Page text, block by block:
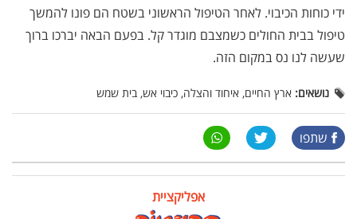
ידי כוחות הכיבוי. לאחר הטיפול הראשוני בשטח הם פונו להמשך
טיפול בבית החולים כשמצבם מוגדר קל. בפעם הבאה יברכו ברוך
שעשה לנו נס במקום הזה.
נושאים: ארץ החיים, איחוד והצלה, כיבוי אש, בית שמש
שתפו
אפליקציית